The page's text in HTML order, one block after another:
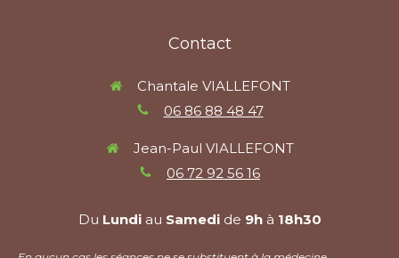
Contact
Chantale VIALLEFONT
06 86 88 48 47
Jean-Paul VIALLEFONT
06 72 92 56 16
Du Lundiau Samedide 9hà 18h30